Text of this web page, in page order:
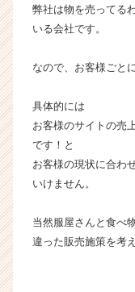
弊社は物を売ってる
いる会社です。
なので、お客様ごと
具体的には
お客様のサイトの売
です！と
お客様の現状に合わ
いけません。
当然服屋さんと食べ
違った販売施策を考